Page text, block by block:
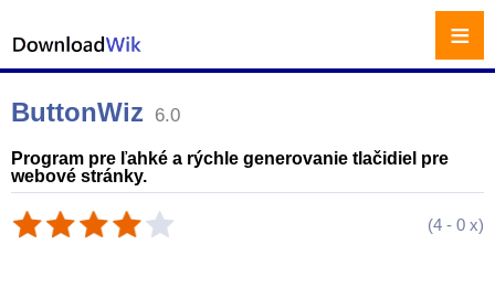
ButtonWiz 6.0
Program pre ľahké a rýchle generovanie tlačidiel pre
webové stránky.
(4 - 0 x)
≡